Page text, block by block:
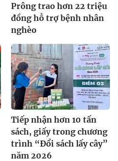
Prông trao hơn 22 triệu
đồng hỗ trợ bệnh nhân
nghèo
Tiếp nhận hơn 10 tấn
sách, giấy trong chương
trình “Đổi sách lấy cây”
năm 2026